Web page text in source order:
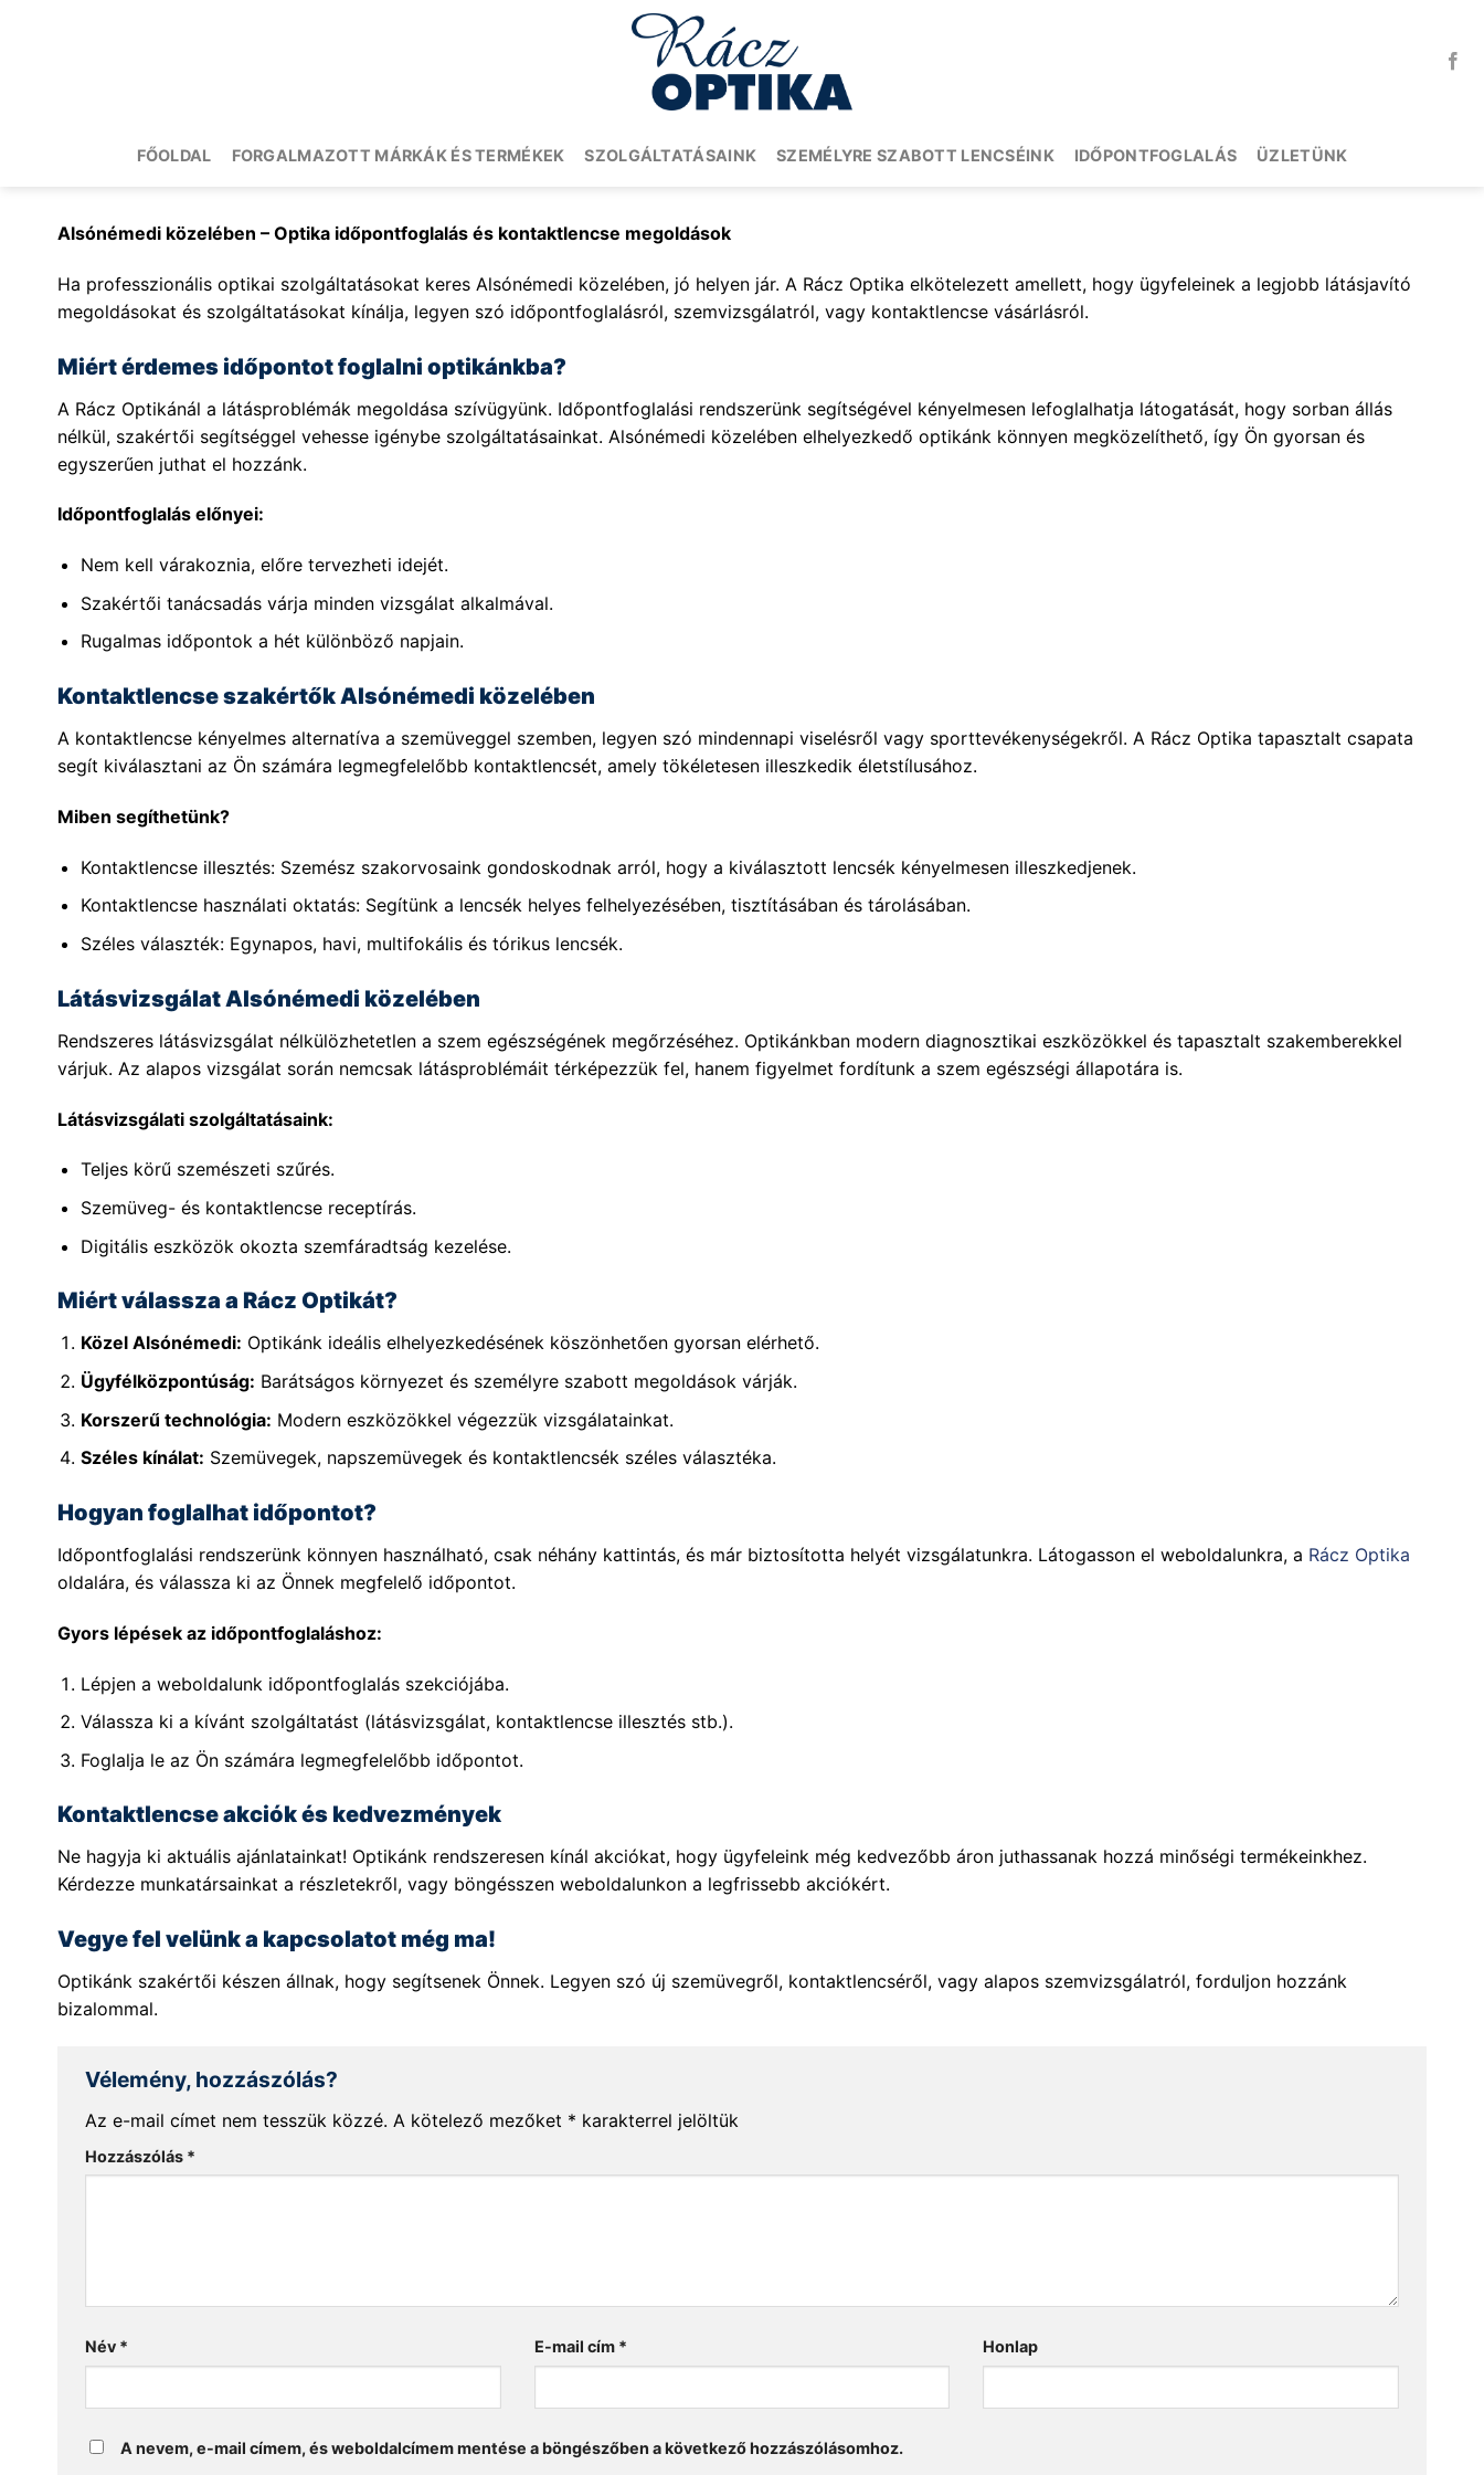
FŐOLDAL FORGALMAZOTT MÁRKÁK ÉS TERMÉKEK SZOLGÁLTATÁSAINK SZEMÉLYRE SZABOTT LENCSÉINK IDŐPONTFOGLALÁS ÜZLETÜNK
Alsónémedi közelében – Optika időpontfoglalás és kontaktlencse megoldások
Ha professzionális optikai szolgáltatásokat keres Alsónémedi közelében, jó helyen jár. A Rácz Optika elkötelezett amellett, hogy ügyfeleinek a legjobb látásjavító
megoldásokat és szolgáltatásokat kínálja, legyen szó időpontfoglalásról, szemvizsgálatról, vagy kontaktlencse vásárlásról.
Miért érdemes időpontot foglalni optikánkba?
A Rácz Optikánál a látásproblémák megoldása szívügyünk. Időpontfoglalási rendszerünk segítségével kényelmesen lefoglalhatja látogatását, hogy sorban állás
nélkül, szakértői segítséggel vehesse igénybe szolgáltatásainkat. Alsónémedi közelében elhelyezkedő optikánk könnyen megközelíthető, így Ön gyorsan és
egyszerűen juthat el hozzánk.
Időpontfoglalás előnyei:
Nem kell várakoznia, előre tervezheti idejét.
Szakértői tanácsadás várja minden vizsgálat alkalmával.
Rugalmas időpontok a hét különböző napjain.
Kontaktlencse szakértők Alsónémedi közelében
A kontaktlencse kényelmes alternatíva a szemüveggel szemben, legyen szó mindennapi viselésről vagy sporttevékenységekről. A Rácz Optika tapasztalt csapata
segít kiválasztani az Ön számára legmegfelelőbb kontaktlencsét, amely tökéletesen illeszkedik életstílusához.
Miben segíthetünk?
Kontaktlencse illesztés: Szemész szakorvosaink gondoskodnak arról, hogy a kiválasztott lencsék kényelmesen illeszkedjenek.
Kontaktlencse használati oktatás: Segítünk a lencsék helyes felhelyezésében, tisztításában és tárolásában.
Széles választék: Egynapos, havi, multifokális és tórikus lencsék.
Látásvizsgálat Alsónémedi közelében
Rendszeres látásvizsgálat nélkülözhetetlen a szem egészségének megőrzéséhez. Optikánkban modern diagnosztikai eszközökkel és tapasztalt szakemberekkel
várjuk. Az alapos vizsgálat során nemcsak látásproblémáit térképezzük fel, hanem figyelmet fordítunk a szem egészségi állapotára is.
Látásvizsgálati szolgáltatásaink:
Teljes körű szemészeti szűrés.
Szemüveg- és kontaktlencse receptírás.
Digitális eszközök okozta szemfáradtság kezelése.
Miért válassza a Rácz Optikát?
Közel Alsónémedi: Optikánk ideális elhelyezkedésének köszönhetően gyorsan elérhető.
Ügyfélközpontúság: Barátságos környezet és személyre szabott megoldások várják.
Korszerű technológia: Modern eszközökkel végezzük vizsgálatainkat.
Széles kínálat: Szemüvegek, napszemüvegek és kontaktlencsék széles választéka.
Hogyan foglalhat időpontot?
Időpontfoglalási rendszerünk könnyen használható, csak néhány kattintás, és már biztosította helyét vizsgálatunkra. Látogasson el weboldalunkra, a Rácz Optika
oldalára, és válassza ki az Önnek megfelelő időpontot.
Gyors lépések az időpontfoglaláshoz:
Lépjen a weboldalunk időpontfoglalás szekciójába.
Válassza ki a kívánt szolgáltatást (látásvizsgálat, kontaktlencse illesztés stb.).
Foglalja le az Ön számára legmegfelelőbb időpontot.
Kontaktlencse akciók és kedvezmények
Ne hagyja ki aktuális ajánlatainkat! Optikánk rendszeresen kínál akciókat, hogy ügyfeleink még kedvezőbb áron juthassanak hozzá minőségi termékeinkhez.
Kérdezze munkatársainkat a részletekről, vagy böngésszen weboldalunkon a legfrissebb akciókért.
Vegye fel velünk a kapcsolatot még ma!
Optikánk szakértői készen állnak, hogy segítsenek Önnek. Legyen szó új szemüvegről, kontaktlencséről, vagy alapos szemvizsgálatról, forduljon hozzánk
bizalommal.
Vélemény, hozzászólás?
Az e-mail címet nem tesszük közzé. A kötelező mezőket * karakterrel jelöltük
Hozzászólás *
Név * E-mail cím * Honlap
A nevem, e-mail címem, és weboldalcímem mentése a böngészőben a következő hozzászólásomhoz.